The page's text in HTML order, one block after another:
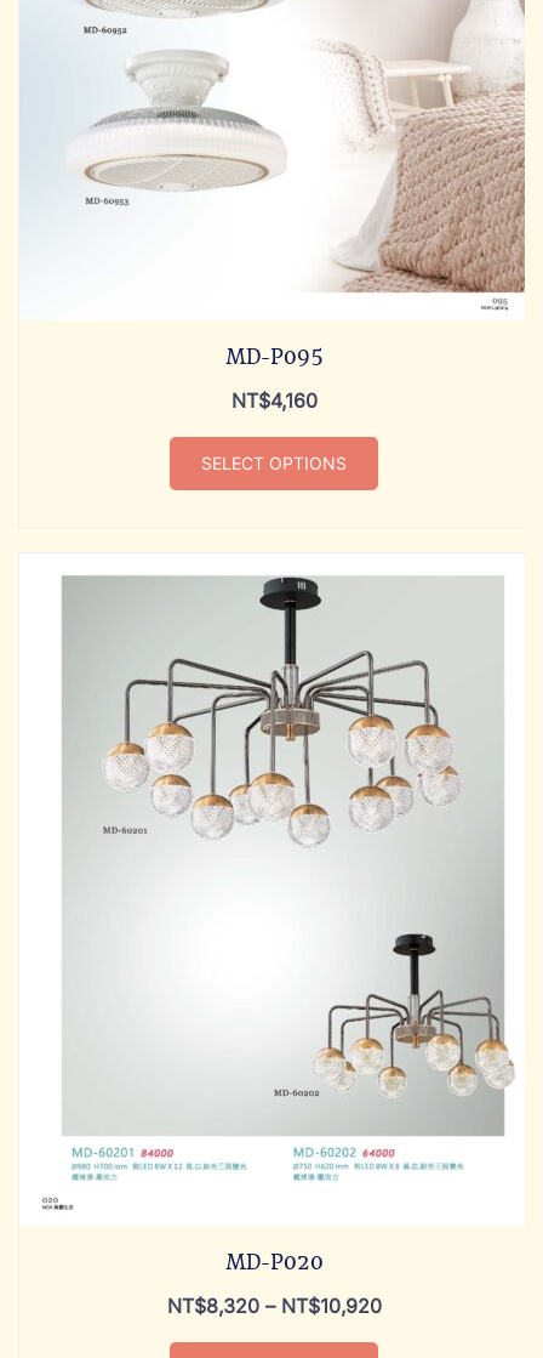
MD-P095
NT$4,160
SELECT OPTIONS
MD-P020
NT$8,320– NT$10,920